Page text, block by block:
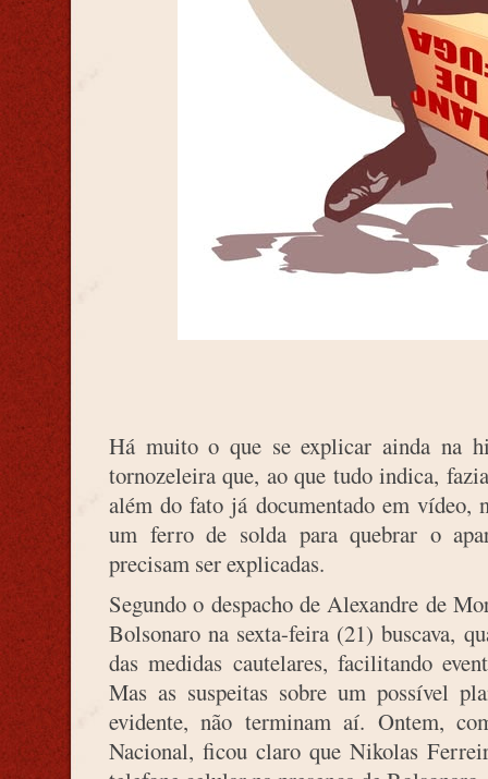
Há muito o que se explicar ainda na
tornozeleira que, ao que tudo indica,
além do fato já documentado em vídeo,
um ferro de solda para quebrar o
precisam ser explicadas.
Segundo o despacho de Alexandre de
Bolsonaro na sexta-feira (21) buscava,
das medidas cautelares, facilitando
Mas as suspeitas sobre um possível
evidente, não terminam aí. Ontem,
Nacional, ficou claro que Nikolas